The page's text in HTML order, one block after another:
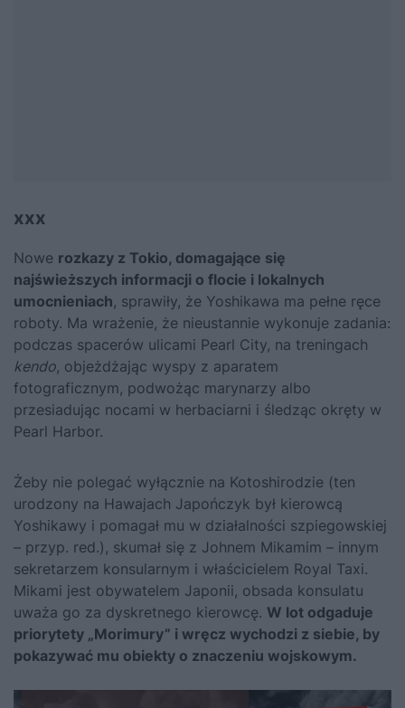
xxx
Nowe rozkazy z Tokio, domagające się
najświeższych informacji o flocie i lokalnych
umocnieniach, sprawiły, że Yoshikawa ma pełne ręce
roboty. Ma wrażenie, że nieustannie wykonuje zadania:
podczas spacerów ulicami Pearl City, na treningach
kendo, objeżdżając wyspy z aparatem
fotograficznym, podwożąc marynarzy albo
przesiadując nocami w herbaciarni i śledząc okręty w
Pearl Harbor.
Żeby nie polegać wyłącznie na Kotoshirodzie (ten
urodzony na Hawajach Japończyk był kierowcą
Yoshikawy i pomagał mu w działalności szpiegowskiej
– przyp. red.), skumał się z Johnem Mikamim – innym
sekretarzem konsularnym i właścicielem Royal Taxi.
Mikami jest obywatelem Japonii, obsada konsulatu
uważa go za dyskretnego kierowcę. W lot odgaduje
priorytety „Morimury” i wręcz wychodzi z siebie, by
pokazywać mu obiekty o znaczeniu wojskowym.